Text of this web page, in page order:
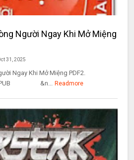
Người Ngay Khi Mở Miệng
31, 2025
Ngay Khi Mở Miệng PDF2.
EPUB &n... Readmore